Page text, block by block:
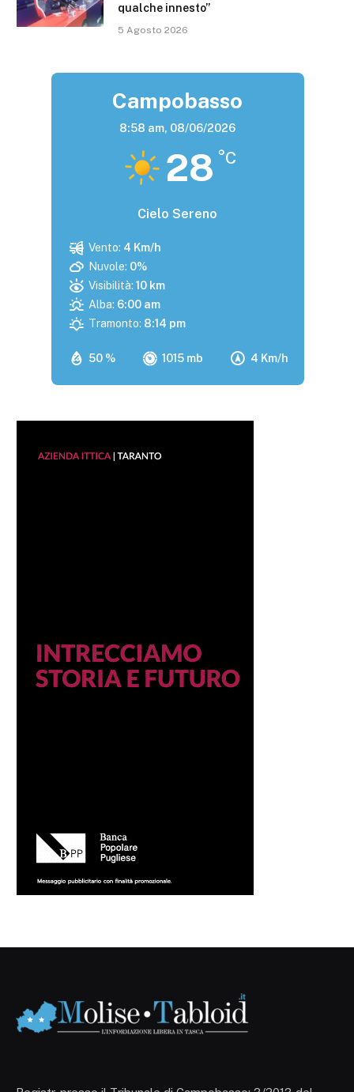
qualche innesto”
5 Agosto 2026
Campobasso
8:58 am, 08/06/2026
28 °C
Cielo Sereno
50 % 1015 mb 4 Km/h
Vento: 4 Km/h
Nuvole: 0%
Visibilità: 10 km
Alba: 6:00 am
Tramonto: 8:14 pm